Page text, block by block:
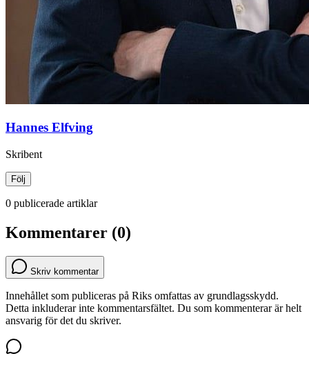
Hannes Elfving
Skribent
Följ
0 publicerade artiklar
Kommentarer (0)
Skriv kommentar
Innehållet som publiceras på Riks omfattas av grundlagsskydd.
Detta inkluderar inte kommentarsfältet. Du som kommenterar är helt
ansvarig för det du skriver.